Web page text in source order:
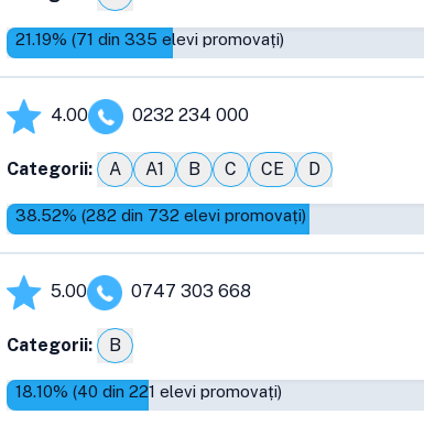
21.19% (71 din 335 elevi promovați)
4.00 0232 234 000
Categorii: A A1 B C CE D
38.52% (282 din 732 elevi promovați)
5.00 0747 303 668
Categorii: B
18.10% (40 din 221 elevi promovați)